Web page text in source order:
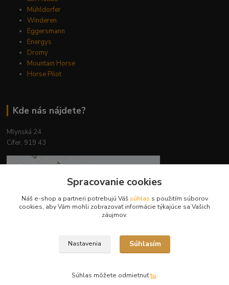
Mühldorfer
Winderen
Eggersmann
Energys
Dromy
Mountain Horse
Horse Pilot
Kde nás nájdete?
Mlynská 24
Cífer, 919 43
Spracovanie cookies
Náš e-shop a partneri potrebujú Váš súhlas s použitím súborov
cookies, aby Vám mohli zobrazovať informácie týkajúce sa Vašich
záujmov.
Nastavenia Súhlasím
Súhlas môžete odmietnuťtu.